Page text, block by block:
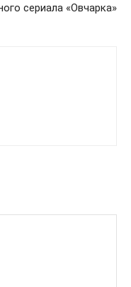
сериала «Овчарка»